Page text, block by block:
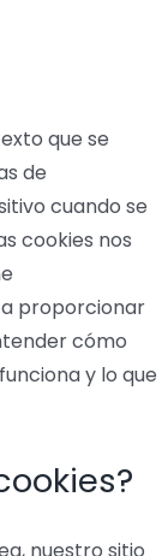
que se
de
cuando se
cookies nos
proporcionar
cómo
y lo que